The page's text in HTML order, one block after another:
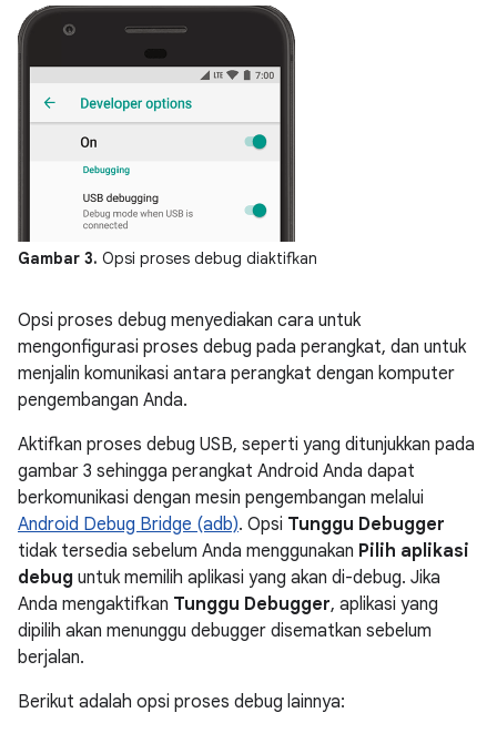
Gambar 3. Opsi proses debug diaktifkan
Opsi proses debug menyediakan cara untuk
mengonfigurasi proses debug pada perangkat, dan untuk
menjalin komunikasi antara perangkat dengan komputer
pengembangan Anda.
Aktifkan proses debug USB, seperti yang ditunjukkan pada
gambar 3 sehingga perangkat Android Anda dapat
berkomunikasi dengan mesin pengembangan melalui
Android Debug Bridge (adb). Opsi Tunggu Debugger
tidak tersedia sebelum Anda menggunakan Pilih aplikasi
debug untuk memilih aplikasi yang akan di-debug. Jika
Anda mengaktifkan Tunggu Debugger, aplikasi yang
dipilih akan menunggu debugger disematkan sebelum
berjalan.
Berikut adalah opsi proses debug lainnya: